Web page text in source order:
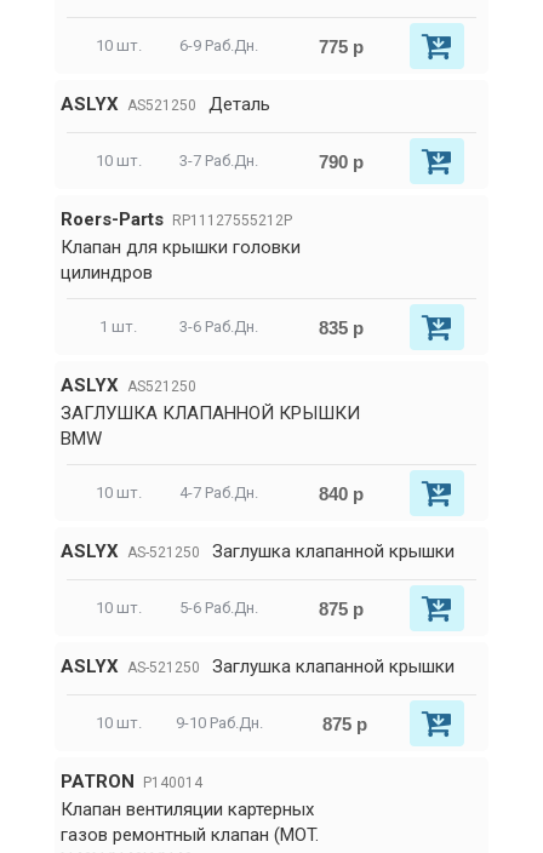
10 шт. 6-9 Раб.Дн. 775 р
ASLYX AS521250 Деталь
10 шт. 3-7 Раб.Дн. 790 р
Roers-Parts RP11127555212P
Клапан для крышки головки
цилиндров
1 шт. 3-6 Раб.Дн. 835 р
ASLYX AS521250
ЗАГЛУШКА КЛАПАННОЙ КРЫШКИ
BMW
10 шт. 4-7 Раб.Дн. 840 р
ASLYX AS-521250 Заглушка клапанной крышки
10 шт. 5-6 Раб.Дн. 875 р
ASLYX AS-521250 Заглушка клапанной крышки
10 шт. 9-10 Раб.Дн. 875 р
PATRON P140014
Клапан вентиляции картерных
газов ремонтный клапан (MOT.